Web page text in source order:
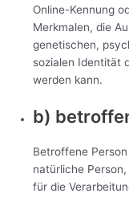
Online-Kennung
Merkmalen, die
genetischen,
sozialen Identität
werden kann.
b)
Betroffene
natürliche
für die